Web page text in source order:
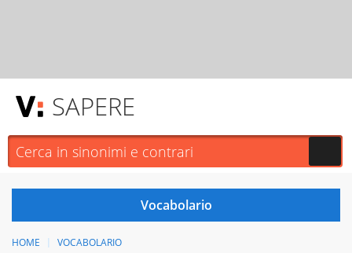
SAPERE
HOME VOCABOLARIO